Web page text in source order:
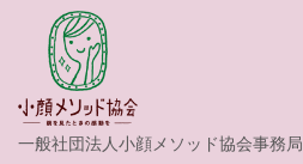
一般社団法人小顔メソッド協会事務局